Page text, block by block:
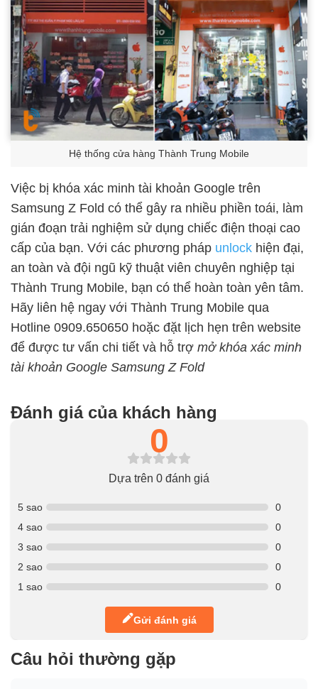
Hệ thống cửa hàng Thành Trung Mobile
Việc bị khóa xác minh tài khoản Google trên
Samsung Z Fold có thể gây ra nhiều phiền toái, làm
gián đoạn trải nghiệm sử dụng chiếc điện thoại cao
cấp của bạn. Với các phương pháp unlock hiện đại,
an toàn và đội ngũ kỹ thuật viên chuyên nghiệp tại
Thành Trung Mobile, bạn có thể hoàn toàn yên tâm.
Hãy liên hệ ngay với Thành Trung Mobile qua
Hotline 0909.650650 hoặc đặt lịch hẹn trên website
để được tư vấn chi tiết và hỗ trợ mở khóa xác minh
tài khoản Google Samsung Z Fold
Đánh giá của khách hàng
0
Dựa trên 0 đánh giá
5 sao
0
4 sao
0
3 sao
0
2 sao
0
1 sao
0
Gửi đánh giá
Câu hỏi thường gặp